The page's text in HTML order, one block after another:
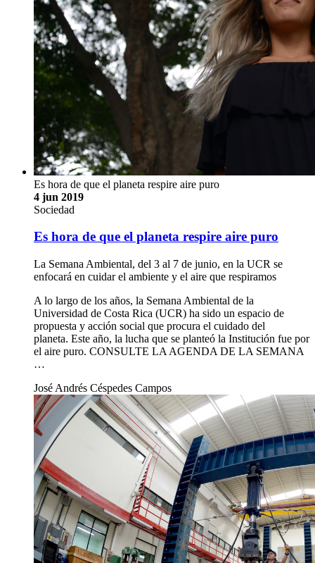
El Ministerio de Salud realizó una consulta pública sobre una
propuesta de decreto que busca dar a los pacientes la
oportunidad de conocer las alternativas disponibles de los
medicamentos prescritos por su denominación común
internacional (o nombre genérico) y prohibir que tanto
prescriptores como …
José Andrés Céspedes Campos
reglamento, medicamento genérico, Reglamento de
Prescripción de Medicamentos de Conformidad con su
Denominación Común Internacional (DCI) para el mercado
privado costarricense
Es hora de que el planeta respire aire puro
4 jun 2019
Sociedad
Es hora de que el planeta respire aire puro
La Semana Ambiental, del 3 al 7 de junio, en la UCR se
enfocará en cuidar el ambiente y el aire que respiramos